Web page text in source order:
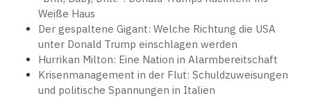
Weiße Haus
Der gespaltene Gigant: Welche Richtung die USA
unter Donald Trump einschlagen werden
Hurrikan Milton: Eine Nation in Alarmbereitschaft
Krisenmanagement in der Flut: Schuldzuweisungen
und politische Spannungen in Italien